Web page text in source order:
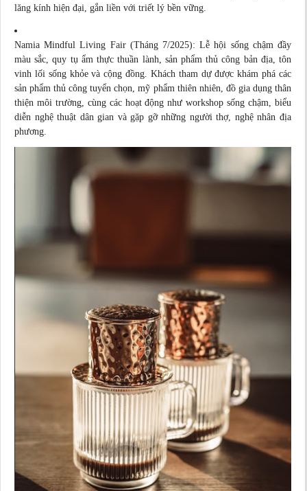
lăng kính hiện đại, gắn liền với triết lý bền vững.
Namia Mindful Living Fair (Tháng 7/2025): Lễ hội sống chậm đầy
màu sắc, quy tụ ẩm thực thuần lành, sản phẩm thủ công bản địa, tôn
vinh lối sống khỏe và cộng đồng. Khách tham dự được khám phá các
sản phẩm thủ công tuyển chọn, mỹ phẩm thiên nhiên, đồ gia dụng thân
thiện môi trường, cùng các hoạt động như workshop sống chậm, biểu
diễn nghệ thuật dân gian và gặp gỡ những người thợ, nghệ nhân địa
phương.